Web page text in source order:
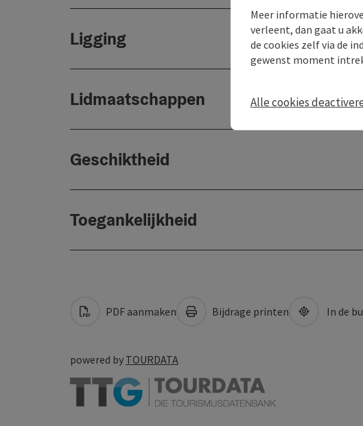
Ligging
Lidmaatschappen
Geschiktheid
Toegankelijkheid
PDF aanmaken Bijdrage printen In de
powered by TOURDATA
Meer informatie
verleent, dan gaat u
de cookies zelf via de
gewenst moment
Alle cookies